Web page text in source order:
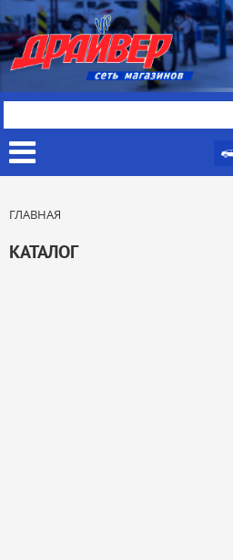
ГЛАВНАЯ
КАТАЛОГ